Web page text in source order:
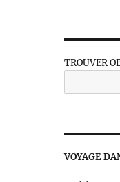
TROUVER
VOYAGE